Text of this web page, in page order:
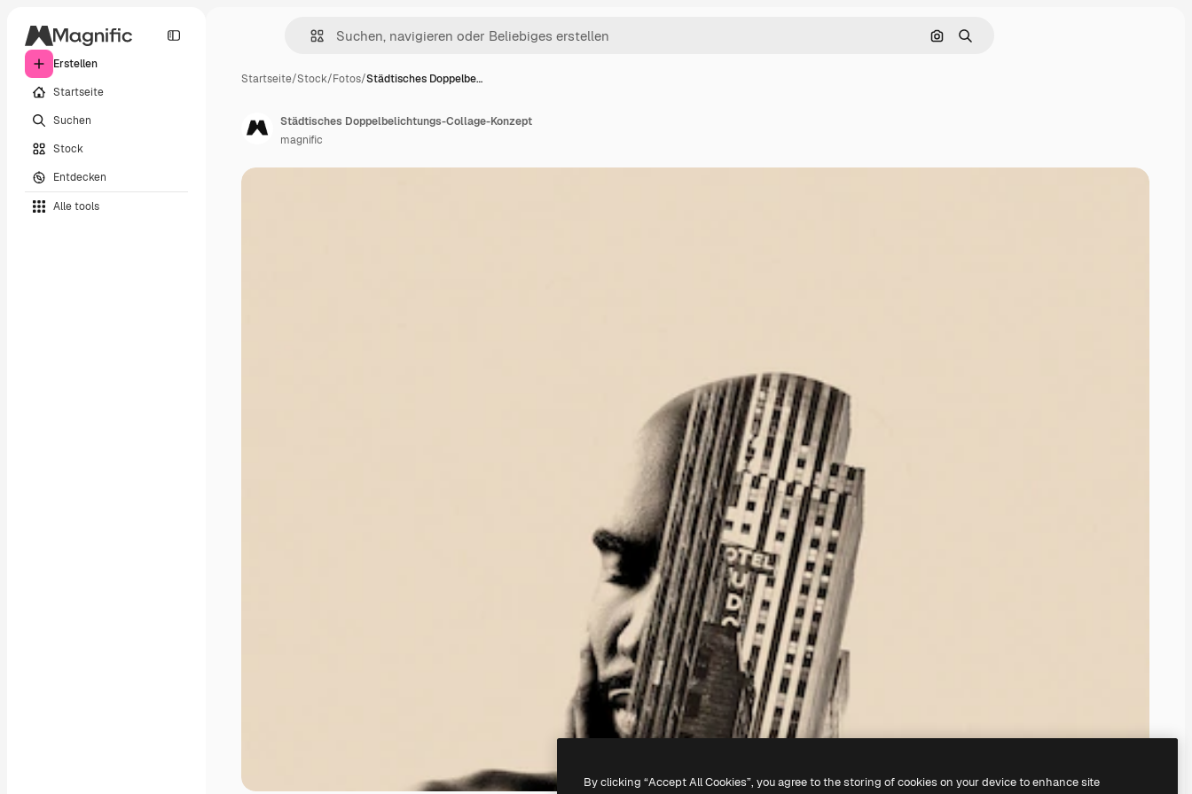
Erstellen
Startseite
Suchen
Stock
Entdecken
Alle tools
Nach Bild suchen
Suchen
Startseite/Stock/Fotos/Städtisches Doppelbe…
Städtisches Doppelbelichtungs-Collage-Konzept
magnific
By clicking “Accept All Cookies”, you agree to the storing of cookies on your device to enhance site